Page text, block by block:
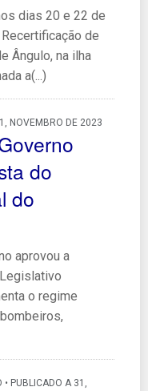
dias 20 e 22 de
de
Ângulo, na ilha
a(...)
NOVEMBRO DE 2023
do
do
aprovou a
o regime
• PUBLICADO A 31,